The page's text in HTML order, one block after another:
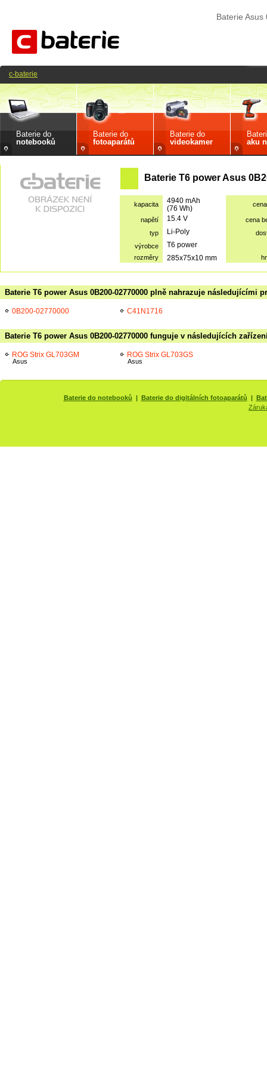
Baterie
Baterie do
notebooků
Baterie do
fotoaparátů
Baterie do
videokamer
aku
Baterie T6 power Asus
kapacita
4940 mAh
(76 Wh)
napětí 15.4 V
cena
typ
Li-Poly
výrobce
T6 power
rozměry 285x75x10 mm
Baterie T6 power Asus 0B200-02770000 plně nahrazuje následujícími
0B200-02770000 C41N1716
Baterie T6 power Asus 0B200-02770000 funguje v následujících
ROG Strix GL703GM
Asus
ROG Strix GL703GS
Asus
c-baterie
Baterie do notebooků | Baterie do digitálních fotoaparátů |